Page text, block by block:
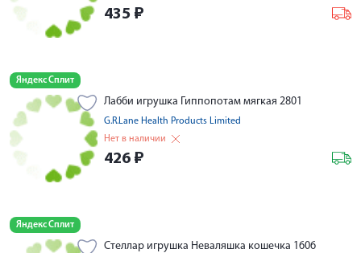
435 ₽
Яндекс Сплит
Лабби игрушка Гиппопотам мягкая 2801
G.R.Lane Health Products Limited
Нет в наличии
426 ₽
Яндекс Сплит
Стеллар игрушка Неваляшка кошечка 1606